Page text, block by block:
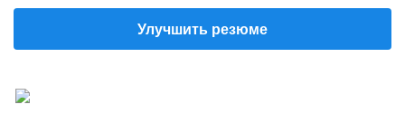
Улучшить резюме